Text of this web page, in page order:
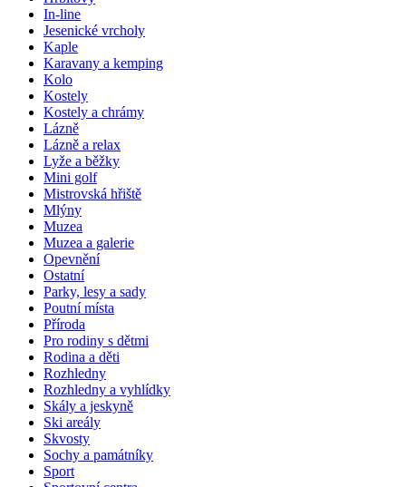
In-line
Jesenické vrcholy
Kaple
Karavany a kemping
Kolo
Kostely
Kostely a chrámy
Lázně
Lázně a relax
Lyže a běžky
Mini golf
Mistrovská hřiště
Mlýny
Muzea
Muzea a galerie
Opevnění
Ostatní
Parky, lesy a sady
Poutní místa
Příroda
Pro rodiny s dětmi
Rodina a děti
Rozhledny
Rozhledny a vyhlídky
Skály a jeskyně
Ski areály
Skvosty
Sochy a památníky
Sport